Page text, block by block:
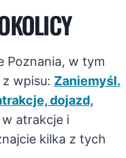
Poznania, w tym
wpisu: Zaniemyśl.
dojazd,
atrakcje i
kilka z tych